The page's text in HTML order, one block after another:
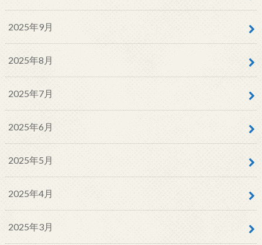
2025年9月
2025年8月
2025年7月
2025年6月
2025年5月
2025年4月
2025年3月